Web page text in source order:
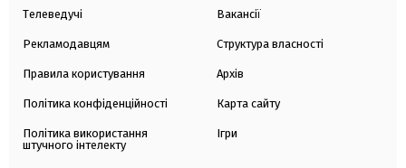
Телеведучі
Рекламодавцям
Правила користування
Політика конфіденційності
Політика використання
штучного інтелекту
Вакансії
Структура власності
Архів
Карта сайту
Ігри